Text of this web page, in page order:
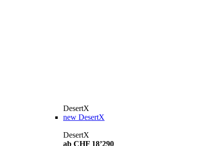
DesertX
new DesertX
DesertX
ab CHF 18’290